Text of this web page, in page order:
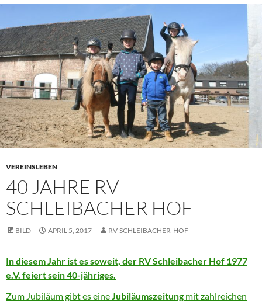
VEREINSLEBEN
40 JAHRE RV
SCHLEIBACHER HOF
BILD APRIL 5, 2017 RV-SCHLEIBACHER-HOF
In diesem Jahr ist es soweit, der RV Schleibacher Hof 1977
e.V. feiert sein 40-jähriges.
Zum Jubiläum gibt es eineJubiläumszeitung mit zahlreichen